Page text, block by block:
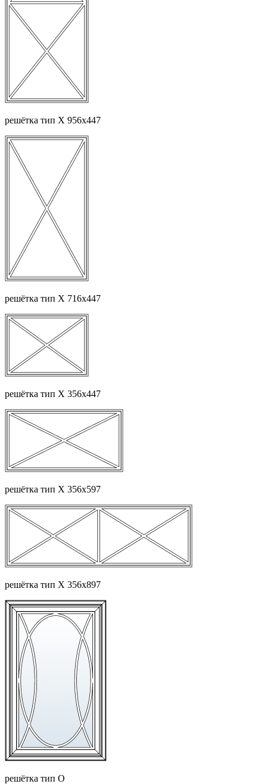
решётка тип Х 956х447
решётка тип Х 716х447
решётка тип Х 356х447
решётка тип Х 356х597
решётка тип Х 356х897
решётка тип О